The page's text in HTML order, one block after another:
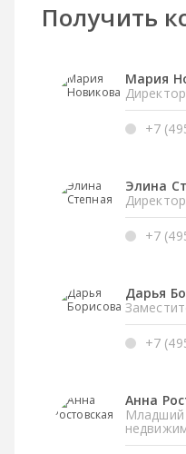
Получить
Мария
Директор
+7
Элина
Директор
+7
Дарья
+7
Анна
Младший